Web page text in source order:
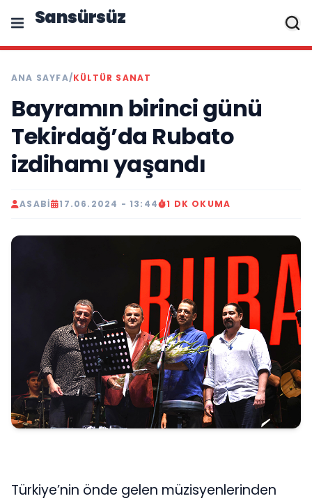
Sansürsüz
ANA SAYFA/KÜLTÜR SANAT
Bayramın birinci günü
Tekirdağ’da Rubato
izdihamı yaşandı
ASABI 17.06.2024 - 13:44 1 DK OKUMA
Türkiye’nin önde gelen müzisyenlerinden